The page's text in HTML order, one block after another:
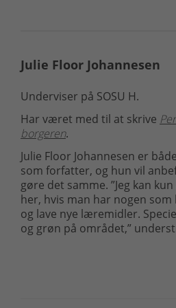
Julie Floor Johannesen
Underviser på SOSU H.
Har været med til at skrive
borgeren.
Julie Floor Johannesen er
som forfatter, og hun vil
gøre det samme. ”Jeg kan
her, hvis man har nogen
og lave nye læremidler.
og grøn på området,”